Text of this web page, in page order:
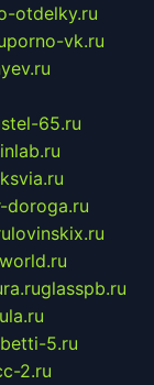
otdelky.ru
porno-vk.ru
65.ru
doroga.ru
lovinskix.ru
glasspb.ru
5.ru
2.ru